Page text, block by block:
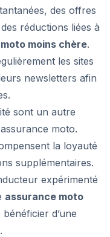
des offres
réductions liées à
moins chère.
les sites
newsletters afin
sont un autre
moto.
la loyauté
supplémentaires.
expérimenté
assurance moto
d’une